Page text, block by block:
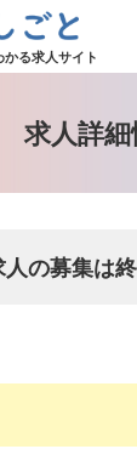
かる求人サイト
求人詳
の募集は